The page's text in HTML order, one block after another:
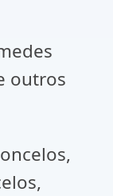
outros